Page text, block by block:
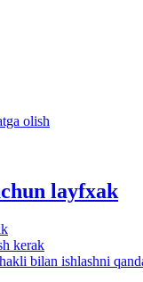
olish
layfхak
kerak
bilan ishlashni